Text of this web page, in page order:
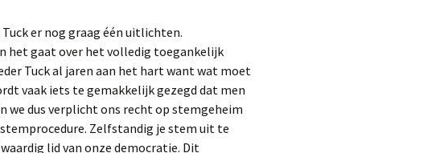
er nog graag één uitlichten.
het gaat over het volledig toegankelijk
Tuck al jaren aan het hart want wat moet
vaak iets te gemakkelijk gezegd dat men
we dus verplicht ons recht op stemgeheim
Zelfstandig je stem uit te
lid van onze democratie. Dit